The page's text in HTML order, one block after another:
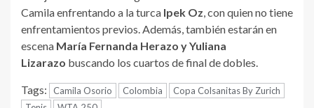
Camila enfrentando a la turca Ipek Oz, con quien no tiene
enfrentamientos previos. Además, también estarán en
escena María Fernanda Herazo y Yuliana
Lizarazo buscando los cuartos de final de dobles.
Tags: Camila Osorio Colombia
Copa Colsanitas By Zurich